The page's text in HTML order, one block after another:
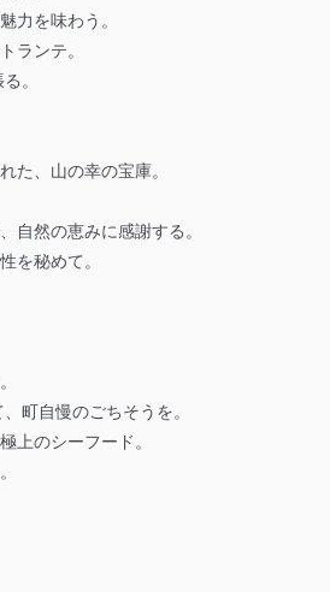
を味わう。
ランテ。
。
た、山の幸の宝庫。
然の恵みに感謝する。
を秘めて。
町自慢のごちそうを。
上のシーフード。